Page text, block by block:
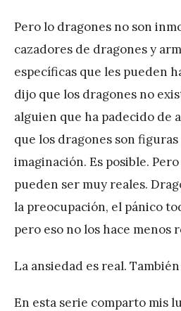
Pero lo dragones no son
cazadores de dragones y
específicas que les pueden
dijo que los dragones no
alguien que ha padecido de
que los dragones son
imaginación. Es posible.
pueden ser muy reales.
la preocupación, el pánico
pero eso no los hace menos
La ansiedad es real.
En esta serie comparto mis